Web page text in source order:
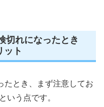
切れになったとき
ット
たとき、まず注意してお
いう点です。